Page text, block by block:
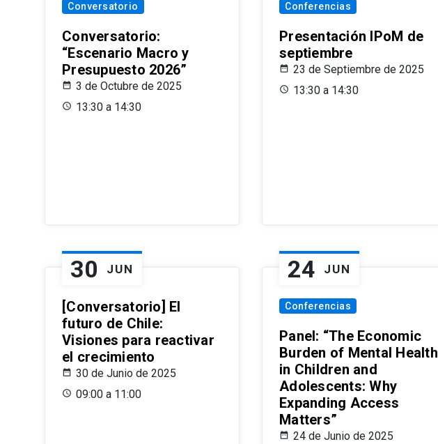
Conversatorio
Conversatorio:
“Escenario Macro y
Presupuesto 2026”
3 de Octubre de 2025
13:30 a 14:30
Conferencias
Presentación IPoM de
septiembre
23 de Septiembre de 2025
13:30 a 14:30
30 JUN
[Conversatorio] El
futuro de Chile:
Visiones para reactivar
el crecimiento
30 de Junio de 2025
09:00 a 11:00
24 JUN
Conferencias
Panel: “The Economic
Burden of Mental Health
in Children and
Adolescents: Why
Expanding Access
Matters”
24 de Junio de 2025